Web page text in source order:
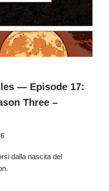
— Episode 17:
Three –
dalla nascita del